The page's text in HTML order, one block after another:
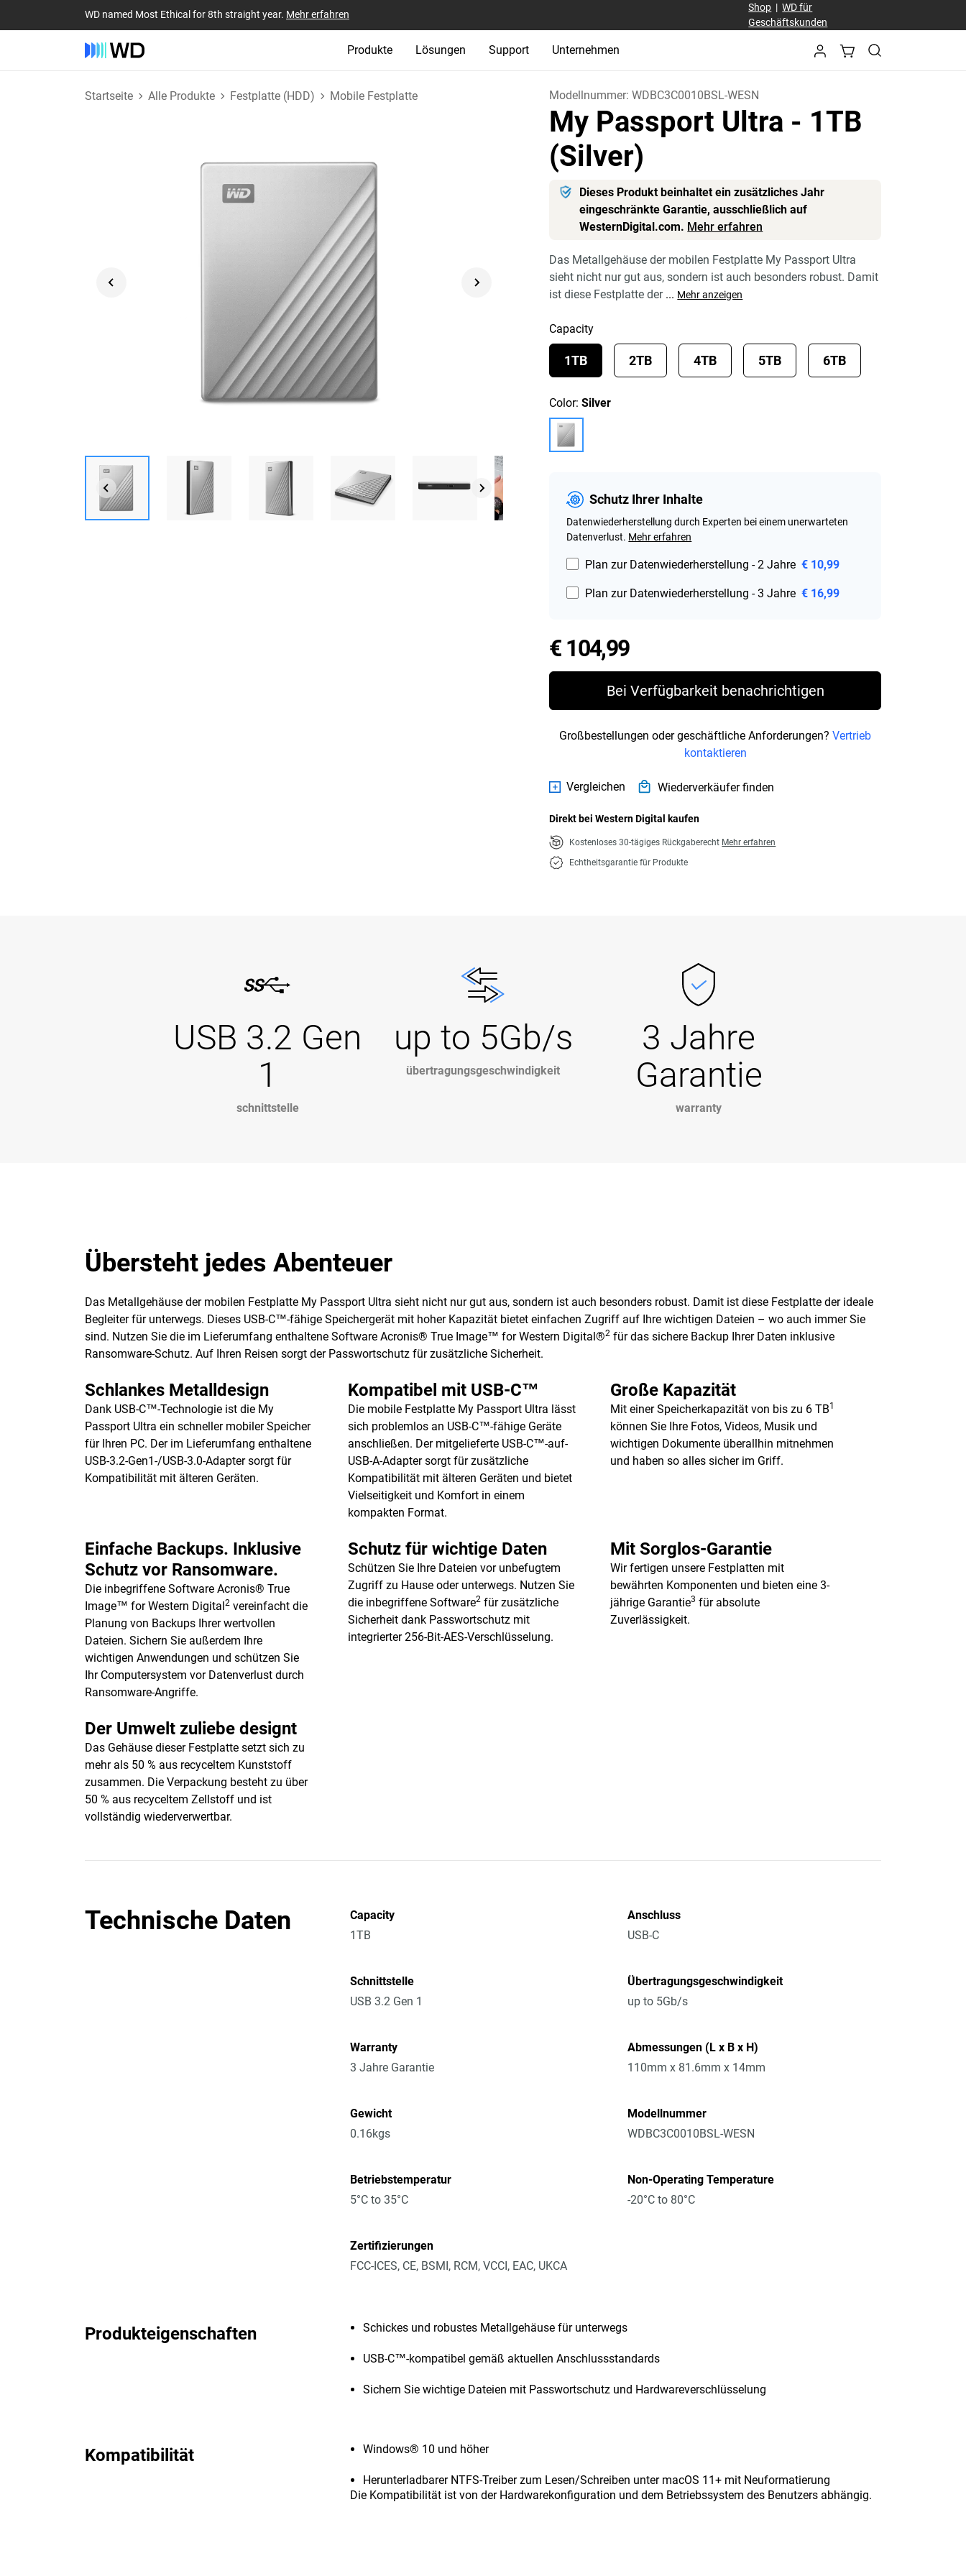
WD named Most Ethical for 8th straight year. Mehr erfahren
Shop |WD für
Geschäftskunden
Produkte Lösungen Support Unternehmen
Startseite Alle Produkte Festplatte (HDD) Mobile Festplatte Modellnummer:WDBC3C0010BSL-WESN
My Passport Ultra - 1TB
(Silver)
Dieses Produkt beinhaltet ein zusätzliches Jahr
eingeschränkte Garantie, ausschließlich auf
WesternDigital.com. Mehr erfahren
Das Metallgehäuse der mobilen Festplatte My Passport Ultra
sieht nicht nur gut aus, sondern ist auch besonders robust. Damit
ist diese Festplatte der ... Mehr anzeigen
Capacity
1TB 2TB 4TB 5TB 6TB
Color:Silver
Schutz Ihrer Inhalte
Datenwiederherstellung durch Experten bei einem unerwarteten
Datenverlust. Mehr erfahren
Plan zur Datenwiederherstellung - 2 Jahre € 10,99
Plan zur Datenwiederherstellung - 3 Jahre € 16,99
€ 104,99Price € 104,99
Bei Verfügbarkeit benachrichtigen
Großbestellungen oder geschäftliche Anforderungen?Vertrieb
kontaktieren
Vergleichen Wiederverkäufer finden
Direkt bei Western Digital kaufen
Kostenloses 30-tägiges Rückgaberecht Mehr erfahren
Echtheitsgarantie für Produkte
USB 3.2 Gen
1
schnittstelle
up to 5Gb/s
übertragungsgeschwindigkeit
3 Jahre
Garantie
warranty
Übersteht jedes Abenteuer
Das Metallgehäuse der mobilen Festplatte My Passport Ultra sieht nicht nur gut aus, sondern ist auch besonders robust. Damit ist diese Festplatte der ideale
Begleiter für unterwegs. Dieses USB-C™-fähige Speichergerät mit hoher Kapazität bietet einfachen Zugriff auf Ihre wichtigen Dateien – wo auch immer Sie
sind. Nutzen Sie die im Lieferumfang enthaltene Software Acronis® True Image™ for Western Digital®2 für das sichere Backup Ihrer Daten inklusive
Ransomware-Schutz. Auf Ihren Reisen sorgt der Passwortschutz für zusätzliche Sicherheit.
Schlankes Metalldesign
Dank USB-C™-Technologie ist die My
Passport Ultra ein schneller mobiler Speicher
für Ihren PC. Der im Lieferumfang enthaltene
USB-3.2-Gen1-/USB-3.0-Adapter sorgt für
Kompatibilität mit älteren Geräten.
Kompatibel mit USB-C™
Die mobile Festplatte My Passport Ultra lässt
sich problemlos an USB-C™-fähige Geräte
anschließen. Der mitgelieferte USB-C™-auf-
USB-A-Adapter sorgt für zusätzliche
Kompatibilität mit älteren Geräten und bietet
Vielseitigkeit und Komfort in einem
kompakten Format.
Große Kapazität
Mit einer Speicherkapazität von bis zu 6 TB1
können Sie Ihre Fotos, Videos, Musik und
wichtigen Dokumente überallhin mitnehmen
und haben so alles sicher im Griff.
Einfache Backups. Inklusive
Schutz vor Ransomware.
Die inbegriffene Software Acronis® True
Image™ for Western Digital2 vereinfacht die
Planung von Backups Ihrer wertvollen
Dateien. Sichern Sie außerdem Ihre
wichtigen Anwendungen und schützen Sie
Ihr Computersystem vor Datenverlust durch
Ransomware-Angriffe.
Schutz für wichtige Daten
Schützen Sie Ihre Dateien vor unbefugtem
Zugriff zu Hause oder unterwegs. Nutzen Sie
die inbegriffene Software2für zusätzliche
Sicherheit dank Passwortschutz mit
integrierter 256-Bit-AES-Verschlüsselung.
Mit Sorglos-Garantie
Wir fertigen unsere Festplatten mit
bewährten Komponenten und bieten eine 3-
jährige Garantie3 für absolute
Zuverlässigkeit.
Der Umwelt zuliebe designt
Das Gehäuse dieser Festplatte setzt sich zu
mehr als 50 % aus recyceltem Kunststoff
zusammen. Die Verpackung besteht zu über
50 % aus recyceltem Zellstoff und ist
vollständig wiederverwertbar.
Technische Daten
Capacity
1TB
Anschluss
USB-C
Schnittstelle
USB 3.2 Gen 1
Übertragungsgeschwindigkeit
up to 5Gb/s
Warranty
3 Jahre Garantie
Abmessungen (L x B x H)
110mm x 81.6mm x 14mm
Gewicht
0.16kgs
Modellnummer
WDBC3C0010BSL-WESN
Betriebstemperatur
5°C to 35°C
Non-Operating Temperature
-20°C to 80°C
Zertifizierungen
FCC-ICES, CE, BSMI, RCM, VCCI, EAC, UKCA
Produkteigenschaften Schickes und robustes Metallgehäuse für unterwegs
USB-C™-kompatibel gemäß aktuellen Anschlussstandards
Sichern Sie wichtige Dateien mit Passwortschutz und Hardwareverschlüsselung
Kompatibilität Windows® 10 und höher
Herunterladbarer NTFS-Treiber zum Lesen/Schreiben unter macOS 11+ mit Neuformatierung
Die Kompatibilität ist von der Hardwarekonfiguration und dem Betriebssystem des Benutzers abhängig.